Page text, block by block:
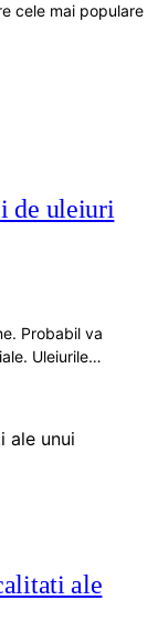
cele mai populare
de uleiuri
Probabil va
Uleiurile…
ale